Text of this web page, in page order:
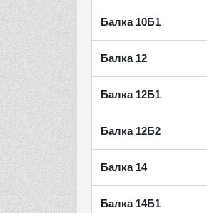
Балка 10Б1
Балка 12
Балка 12Б1
Балка 12Б2
Балка 14
Балка 14Б1